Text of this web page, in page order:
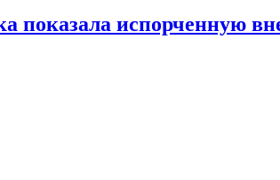
показала испорченную